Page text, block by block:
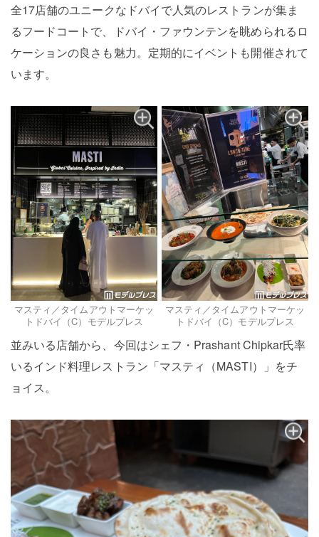
全17店舗のユニークなドバイで人気のレストランが集ま
るフードコートで、ドバイ・ファウンテンを眺められるロ
ケーションの良さも魅力。定期的にイベントも開催されて
います。
マスティ／タイムアウトマーケッ
トドバイ（C）モデルプレス
マスティ／タイムアウトマーケッ
トドバイ（C）モデルプレス
並みいる店舗から、今回はシェフ・Prashant Chipkar氏率
いるインド料理レストラン「マスティ（MASTI）」をチ
ョイス。